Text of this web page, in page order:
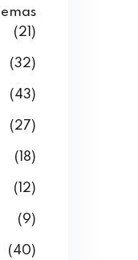
(21)
(32)
(43)
(27)
(18)
(12)
(9)
(40)